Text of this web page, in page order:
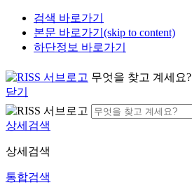
검색 바로가기
본문 바로가기(skip to content)
하단정보 바로가기
무엇을 찾고 계세요?
닫기
상세검색
상세검색
통합검색